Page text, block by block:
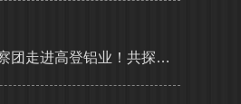
澳门英国商会考察团走进高登铝业！共探大湾区产业协同新机遇